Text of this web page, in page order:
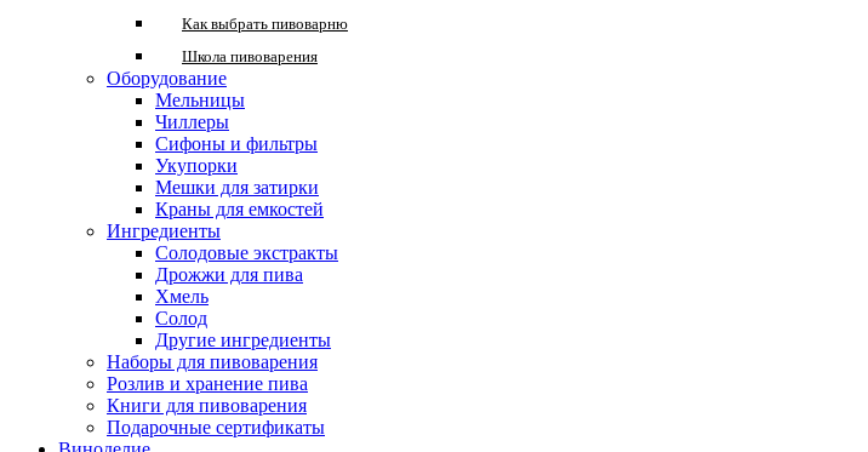
Как выбрать пивоварню
Школа пивоварения
Оборудование
Мельницы
Чиллеры
Сифоны и фильтры
Укупорки
Мешки для затирки
Краны для емкостей
Ингредиенты
Солодовые экстракты
Дрожжи для пива
Хмель
Солод
Другие ингредиенты
Наборы для пивоварения
Розлив и хранение пива
Книги для пивоварения
Подарочные сертификаты